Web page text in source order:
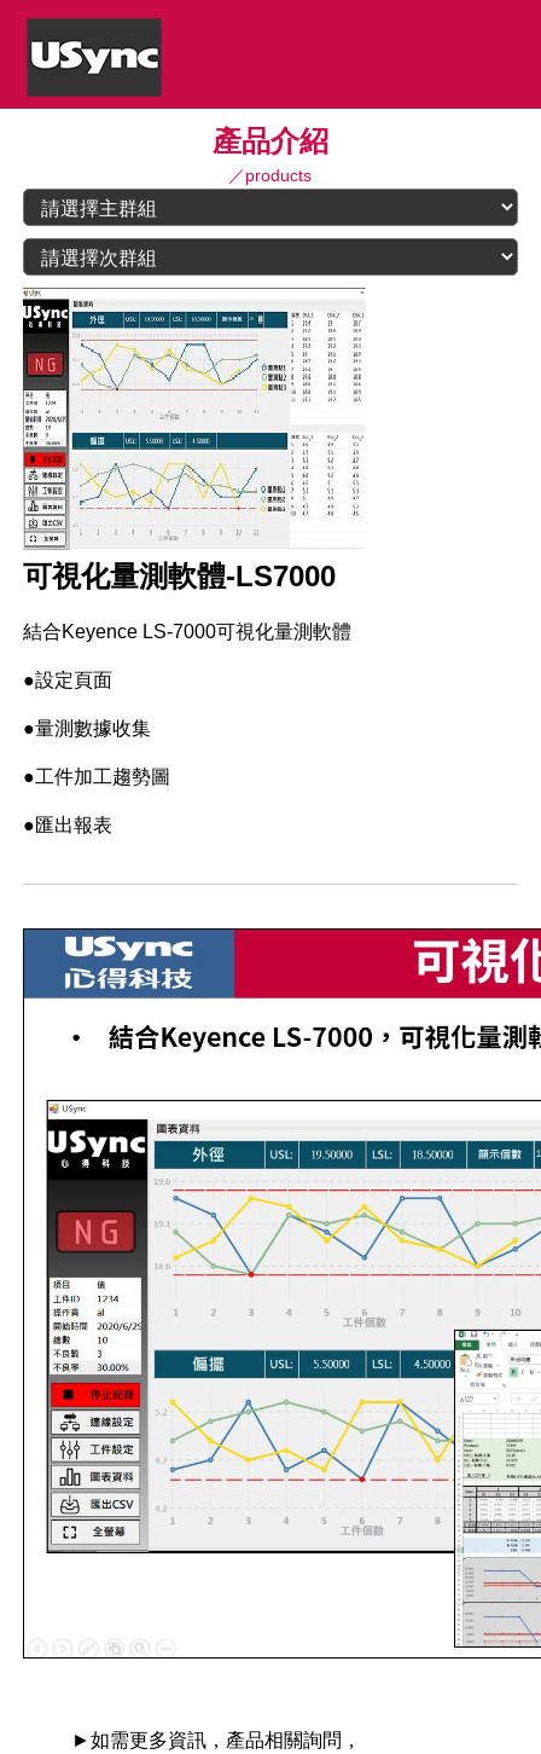
產品介紹
／products
可視化量測軟體-LS7000
結合Keyence LS-7000可視化量測軟體
●設定頁面
●量測數據收集
●工件加工趨勢圖
●匯出報表
►如需更多資訊，產品相關詢問，